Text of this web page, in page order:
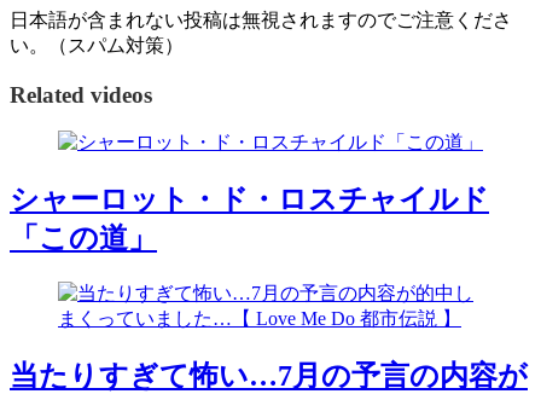
日本語が含まれない投稿は無視されますのでご注意くださ
い。（スパム対策）
Related videos
シャーロット・ド・ロスチャイルド
「この道」
当たりすぎて怖い…7月の予言の内容が